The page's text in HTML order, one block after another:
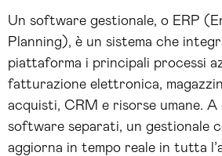
Un software gestionale, o ERP
Planning), è un sistema che
piattaforma i principali processi
fatturazione elettronica,
acquisti, CRM e risorse umane. A
software separati, un gestionale
aggiorna in tempo reale in tutta